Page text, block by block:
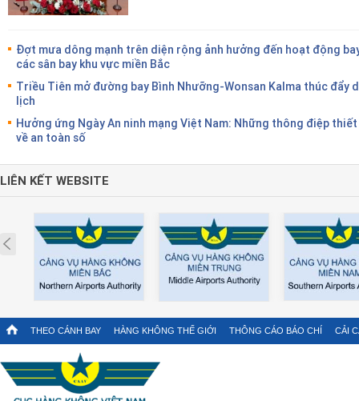
Đợt mưa dông mạnh trên diện rộng ảnh hưởng đến hoạt động
các sân bay khu vực miền Bắc
Triều Tiên mở đường bay Bình Nhưỡng-Wonsan Kalma thúc đẩy
lịch
Hưởng ứng Ngày An ninh mạng Việt Nam: Những thông điệp
về an toàn số
LIÊN KẾT WEBSITE
Prev
THEO CÁNH BAY HÀNG KHÔNG THẾ GIỚI THÔNG CÁO BÁO CHÍ CẢI